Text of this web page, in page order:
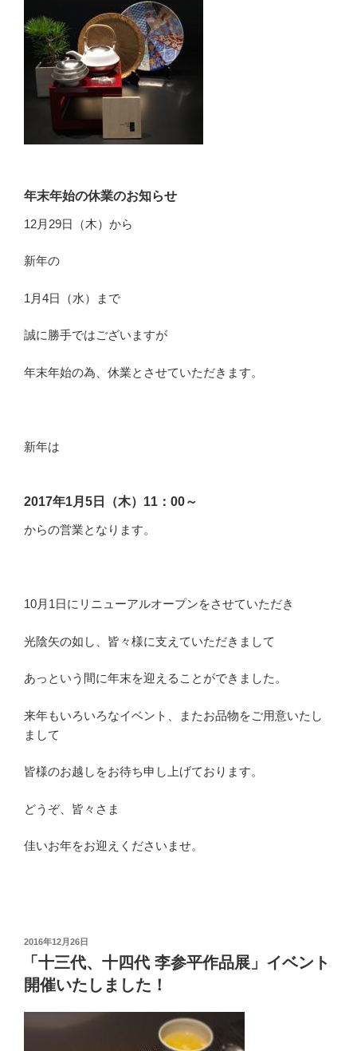
年末年始の休業のお知らせ
12月29日（木）から
新年の
1月4日（水）まで
誠に勝手ではございますが
年末年始の為、休業とさせていただきます。
新年は
2017年1月5日（木）11：00～
からの営業となります。
10月1日にリニューアルオープンをさせていただき
光陰矢の如し、皆々様に支えていただきまして
あっという間に年末を迎えることができました。
来年もいろいろなイベント、またお品物をご用意いたし
まして
皆様のお越しをお待ち申し上げております。
どうぞ、皆々さま
佳いお年をお迎えくださいませ。
投
稿
2016年12月26日
「十三代、十四代 李参平作品展」イベント
開催いたしました！